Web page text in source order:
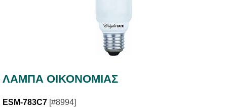
ΛΑΜΠΑ ΟΙΚΟΝΟΜΙΑΣ
ESM-783C7 [#8994]